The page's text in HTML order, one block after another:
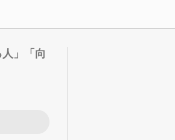
」「向